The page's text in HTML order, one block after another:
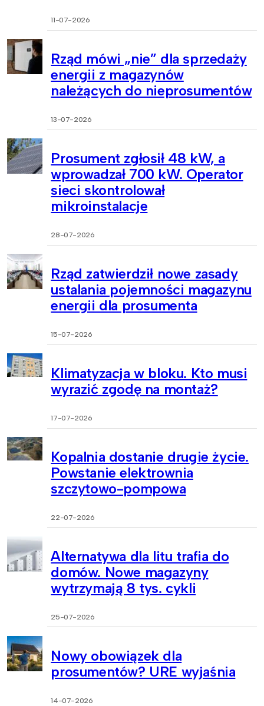
11-07-2026
Rząd mówi „nie” dla sprzedaży
energii z magazynów
należących do nieprosumentów
13-07-2026
Prosument zgłosił 48 kW, a
wprowadzał 700 kW. Operator
sieci skontrolował
mikroinstalacje
28-07-2026
Rząd zatwierdził nowe zasady
ustalania pojemności magazynu
energii dla prosumenta
15-07-2026
Klimatyzacja w bloku. Kto musi
wyrazić zgodę na montaż?
17-07-2026
Kopalnia dostanie drugie życie.
Powstanie elektrownia
szczytowo-pompowa
22-07-2026
Alternatywa dla litu trafia do
domów. Nowe magazyny
wytrzymają 8 tys. cykli
25-07-2026
Nowy obowiązek dla
prosumentów? URE wyjaśnia
14-07-2026